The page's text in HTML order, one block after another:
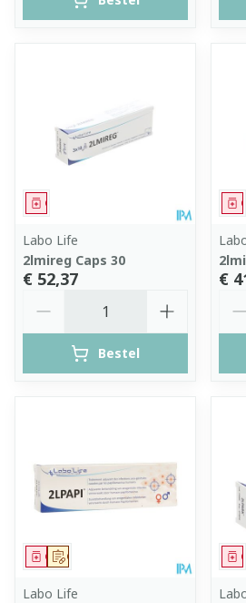
Geneesmiddel
Labo Life
2lmireg Caps 30
€ 52,37
Bestel
€
Op voorschrift
Geneesmiddel
Labo Life